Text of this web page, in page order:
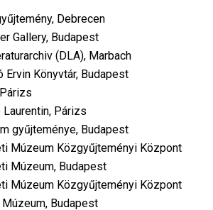
Debrecen
Gallery, Budapest
(DLA), Marbach
Ervin Könyvtár, Budapest
Párizs
gyűjteménye, Budapest
Múzeum Közgyűjteményi Központ
Múzeum, Budapest
Múzeum Közgyűjteményi Központ
Budapest